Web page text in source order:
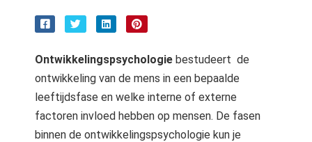
Ontwikkelingspsychologie bestudeert de
ontwikkeling van de mens in een bepaalde
leeftijdsfase en welke interne of externe
factoren invloed hebben op mensen. De fasen
binnen de ontwikkelingspsychologie kun je